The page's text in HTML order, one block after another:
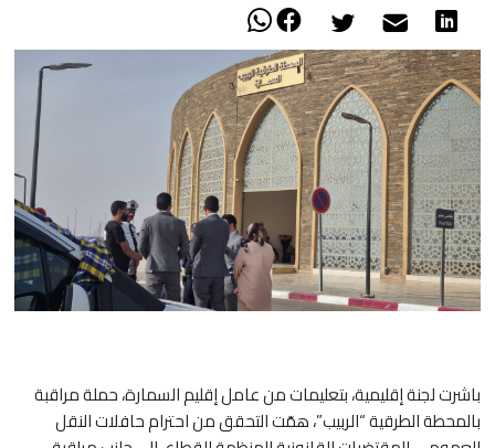
باشرت لجنة إقليمية، بتعليمات من عامل إقليم السمارة، حملة مراقبة
بالمحطة الطرقية “الربيب”، همّت التحقق من احترام حافلات النقل